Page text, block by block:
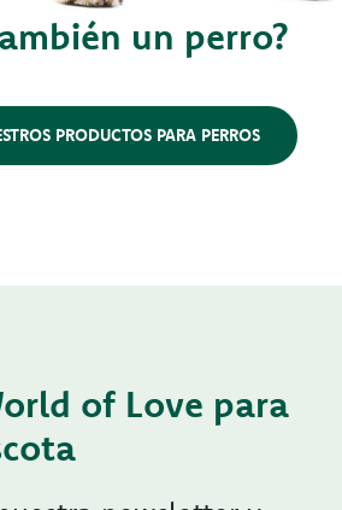
un perro?
PRODUCTOS PARA PERROS
of Love para